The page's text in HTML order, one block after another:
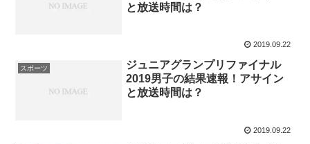
と放送時間は？
2019.09.22
スポーツ
ジュニアグランプリファイナル
2019男子の結果速報！アサイン
と放送時間は？
2019.09.22